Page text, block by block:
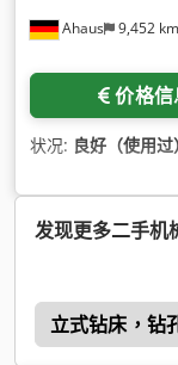
Ahaus 9,452 km
价格信
状况: 良好（使用过）
发现更多二手机
立式钻床，钻